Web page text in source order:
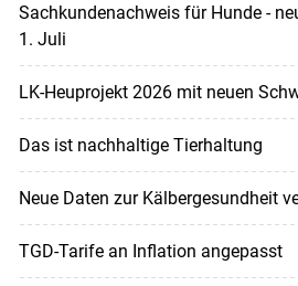
Sachkundenachweis für Hunde -
1. Juli
LK-Heuprojekt 2026 mit neuen
Das ist nachhaltige Tierhaltung
Neue Daten zur Kälbergesundheit
TGD-Tarife an Inflation angepasst